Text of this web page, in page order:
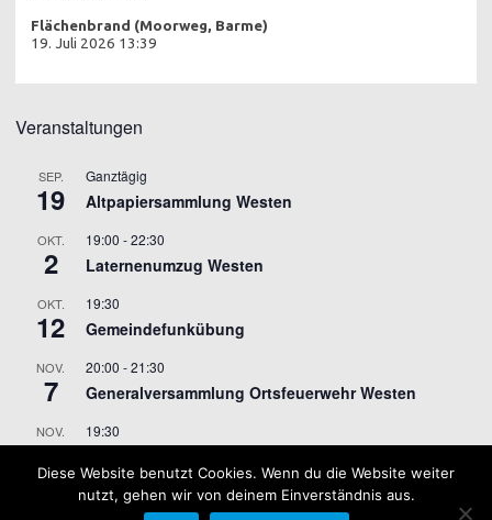
Flächenbrand (Moorweg, Barme)
19. Juli 2026 13:39
Veranstaltungen
SEP.
19
Ganztägig
Altpapiersammlung Westen
OKT.
2
19:00 -22:30
Laternenumzug Westen
OKT.
12
19:30
Gemeindefunkübung
NOV.
7
20:00 -21:30
Generalversammlung Ortsfeuerwehr Westen
NOV.
9
19:30
Kalender anzeigen
Diese Website benutzt Cookies. Wenn du die Website weiter
nutzt, gehen wir von deinem Einverständnis aus.